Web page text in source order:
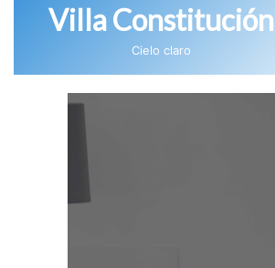
Villa Constitución
Cielo claro